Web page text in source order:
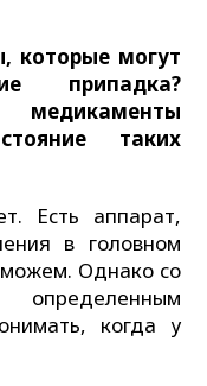
которые могут
припадка?
медикаменты
таких
Есть аппарат,
в головном
Однако со
когда у